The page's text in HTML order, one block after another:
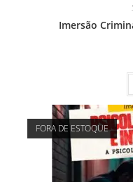
Imersão
FORA DE ESTOQUE